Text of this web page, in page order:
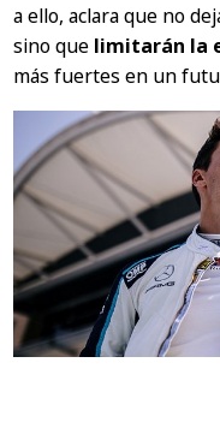
a ello, aclara que no
sino que limitarán la
más fuertes en un